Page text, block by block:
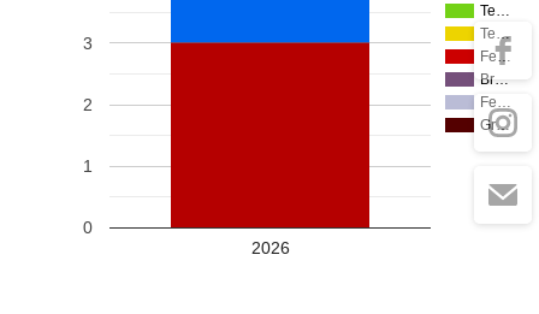
Te…
Te…
Fe…
Br…
Fe…
Gr…
2026
0
1
2
3